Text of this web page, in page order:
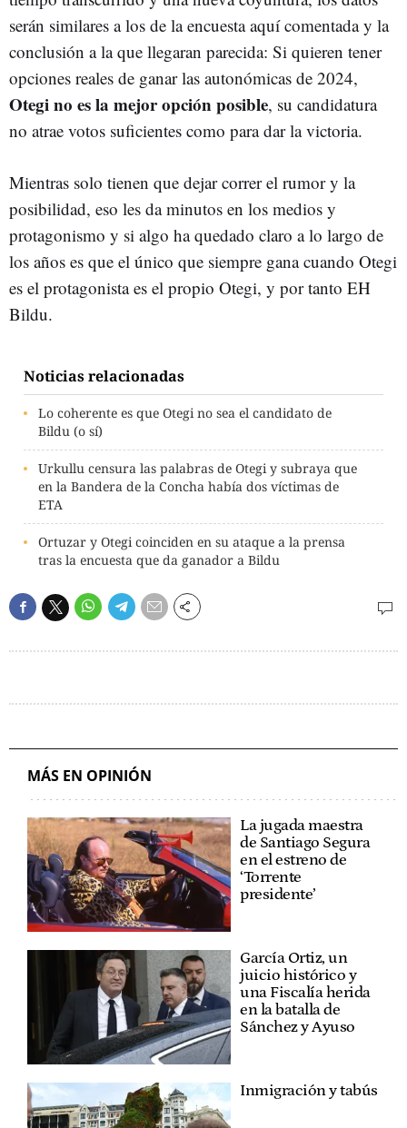
serán similares a los de la encuesta aquí comentada y la
conclusión a la que llegaran parecida: Si quieren tener
opciones reales de ganar las autonómicas de 2024,
Otegi no es la mejor opción posible, su candidatura
no atrae votos suficientes como para dar la victoria.
Mientras solo tienen que dejar correr el rumor y la
posibilidad, eso les da minutos en los medios y
protagonismo y si algo ha quedado claro a lo largo de
los años es que el único que siempre gana cuando Otegi
es el protagonista es el propio Otegi, y por tanto EH
Bildu.
Noticias relacionadas
Lo coherente es que Otegi no sea el candidato de
Bildu (o sí)
Urkullu censura las palabras de Otegi y subraya que
en la Bandera de la Concha había dos víctimas de
ETA
Ortuzar y Otegi coinciden en su ataque a la prensa
tras la encuesta que da ganador a Bildu
MÁS EN OPINIÓN
La jugada maestra
de Santiago Segura
en el estreno de
‘Torrente
presidente’
García Ortiz, un
juicio histórico y
una Fiscalía herida
en la batalla de
Sánchez y Ayuso
Inmigración y tabús